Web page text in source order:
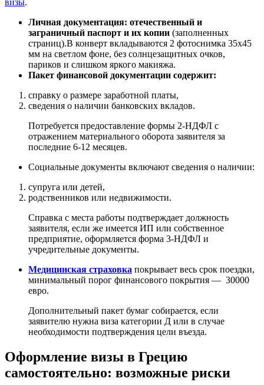
визы.
Личная документация: отечественный и
заграничный паспорт и их копии (заполненных
страниц).В конверт вкладываются 2 фотоснимка 35х45
мм на светлом фоне, без солнцезащитных очков,
париков и слишком яркого макияжа.
Пакет финансовой документации содержит:
справку о размере заработной платы,
сведения о наличии банковских вкладов.
Потребуется предоставление формы 2-НДФЛ с
отражением материального оборота заявителя за
последние 6-12 месяцев.
Социальные документы включают сведения о наличии:
супруга или детей,
родственников или недвижимости.
Справка с места работы подтверждает должность
заявителя, если же имеется ИП или собственное
предприятие, оформляется форма 3-НДФЛ и
учредительные документы.
Медицинская страховка покрывает весь срок поездки,
минимальный порог финансового покрытия — 30000
евро.
Дополнительный пакет бумаг собирается, если
заявителю нужна виза категории Д или в случае
необходимости подтверждения цели въезда.
Оформление визы в Грецию
самостоятельно: возможные риски